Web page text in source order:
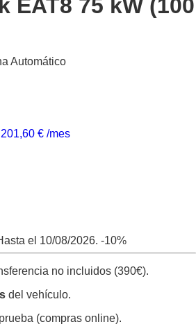
EAT8 75 kW (100
Automático
201,60 € /mes
el 10/08/2026. -10%
no incluidos (390€).
del vehículo.
(compras online).